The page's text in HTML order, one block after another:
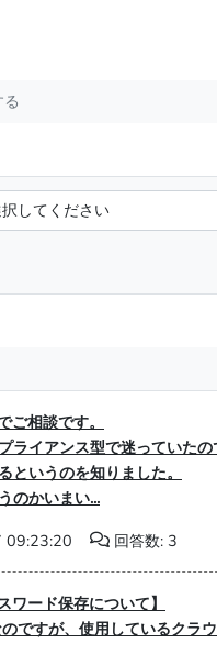
ご相談です。
ライアンス型で迷っていた
というのを知りました。
のかいまい...
回答数: 3
ワード保存について】
ですが、使用しているクラ